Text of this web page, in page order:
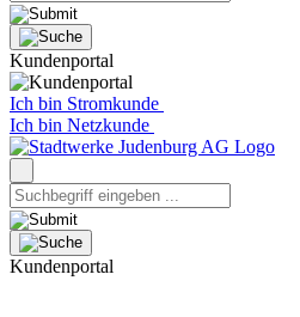
Kundenportal
Ich bin Stromkunde
Ich bin Netzkunde
Kundenportal